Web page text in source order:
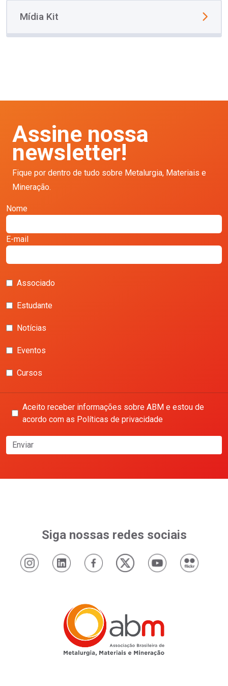
Mídia Kit
Assine nossa
newsletter!
Fique por dentro de tudo sobre Metalurgia, Materiais e
Mineração.
Nome
E-mail
Associado
Estudante
Notícias
Eventos
Cursos
Aceito receber informações sobre ABM e estou de
acordo com as Políticas de privacidade
Enviar
Siga nossas redes sociais